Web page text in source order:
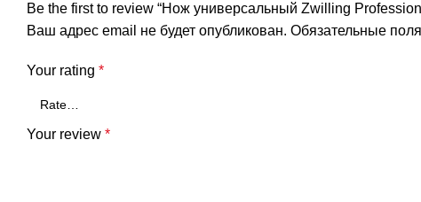
Be the first to review “Нож универсальный Zwilling
Ваш адрес email не будет опубликован. Обязательные
Your rating *
Your review *